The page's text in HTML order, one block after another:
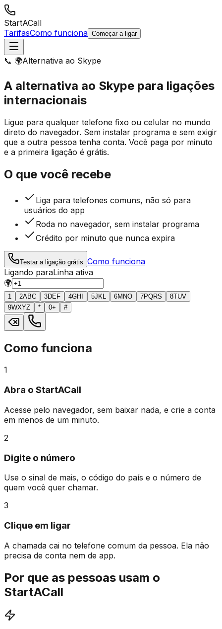
StartACall
TarifasComo funciona Começar a ligar
📞 🌍Alternativa ao Skype
A alternativa ao Skype para ligações
internacionais
Ligue para qualquer telefone fixo ou celular no mundo
direto do navegador. Sem instalar programa e sem exigir
que a outra pessoa tenha conta. Você paga por minuto
e a primeira ligação é grátis.
O que você recebe
Liga para telefones comuns, não só para
usuários do app
Roda no navegador, sem instalar programa
Crédito por minuto que nunca expira
Testar a ligação grátis Como funciona
Ligando paraLinha ativa
🌍
1 2ABC 3DEF 4GHI 5JKL 6MNO 7PQRS 8TUV
9WXYZ * 0+ #
Como funciona
1
Abra o StartACall
Acesse pelo navegador, sem baixar nada, e crie a conta
em menos de um minuto.
2
Digite o número
Use o sinal de mais, o código do país e o número de
quem você quer chamar.
3
Clique em ligar
A chamada cai no telefone comum da pessoa. Ela não
precisa de conta nem de app.
Por que as pessoas usam o
StartACall